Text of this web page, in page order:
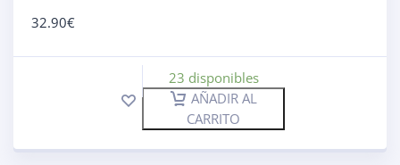
32.90€
23 disponibles
AÑADIR AL
CARRITO